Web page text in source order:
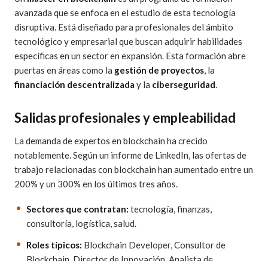
avanzada que se enfoca en el estudio de esta tecnología
disruptiva. Está diseñado para profesionales del ámbito
tecnológico y empresarial que buscan adquirir habilidades
específicas en un sector en expansión. Esta formación abre
puertas en áreas como la gestión de proyectos, la
financiación descentralizada y la ciberseguridad.
Salidas profesionales y empleabilidad
La demanda de expertos en blockchain ha crecido
notablemente. Según un informe de LinkedIn, las ofertas de
trabajo relacionadas con blockchain han aumentado entre un
200% y un 300% en los últimos tres años.
Sectores que contratan: tecnología, finanzas,
consultoría, logística, salud.
Roles típicos: Blockchain Developer, Consultor de